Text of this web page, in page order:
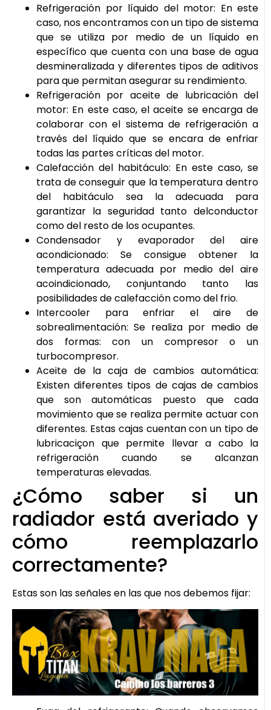
Refrigeración por líquido del motor: En este
caso, nos encontramos con un tipo de sistema
que se utiliza por medio de un líquido en
específico que cuenta con una base de agua
desmineralizada y diferentes tipos de aditivos
para que permitan asegurar su rendimiento.
Refrigeración por aceite de lubricación del
motor: En este caso, el aceite se encarga de
colaborar con el sistema de refrigeración a
través del líquido que se encara de enfriar
todas las partes críticas del motor.
Calefacción del habitáculo: En este caso, se
trata de conseguir que la temperatura dentro
del habitáculo sea la adecuada para
garantizar la seguridad tanto delconductor
como del resto de los ocupantes.
Condensador y evaporador del aire
acondicionado: Se consigue obtener la
temperatura adecuada por medio del aire
acoindicionado, conjuntando tanto las
posibilidades de calefacción como del frio.
Intercooler para enfriar el aire de
sobrealimentación: Se realiza por medio de
dos formas: con un compresor o un
turbocompresor.
Aceite de la caja de cambios automática:
Existen diferentes tipos de cajas de cambios
que son automáticas puesto que cada
movimiento que se realiza permite actuar con
diferentes. Estas cajas cuentan con un tipo de
lubricaciçon que permite llevar a cabo la
refrigeración cuando se alcanzan
temperaturas elevadas.
¿Cómo saber si un
radiador está averiado y
cómo reemplazarlo
correctamente?
Estas son las señales en las que nos debemos fijar: